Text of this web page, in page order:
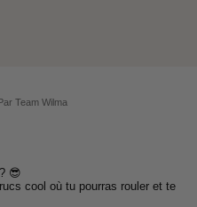
Team Wilma
😎
cool où tu pourras rouler et te